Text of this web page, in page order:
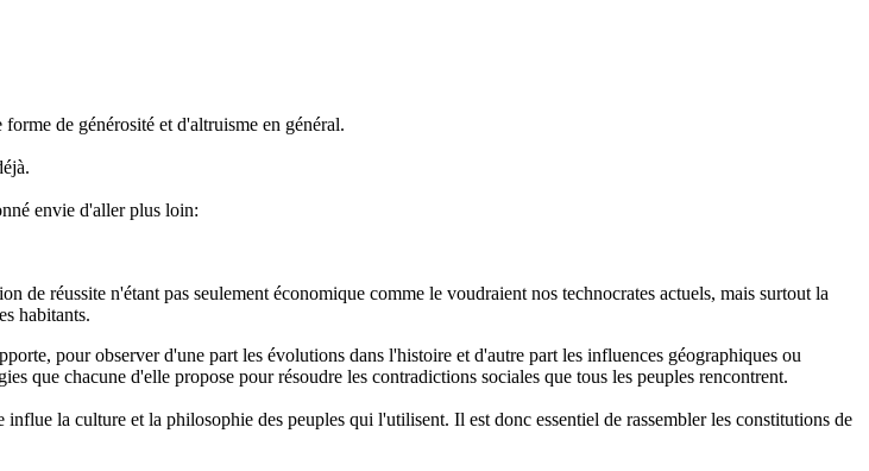
de générosité et d'altruisme en général.
envie d'aller plus loin:
de réussite n'étant pas seulement économique comme le voudraient nos technocrates actuels, mais surtout la
habitants.
pour observer d'une part les évolutions dans l'histoire et d'autre part les influences géographiques ou
que chacune d'elle propose pour résoudre les contradictions sociales que tous les peuples rencontrent.
la culture et la philosophie des peuples qui l'utilisent. Il est donc essentiel de rassembler les constitutions de